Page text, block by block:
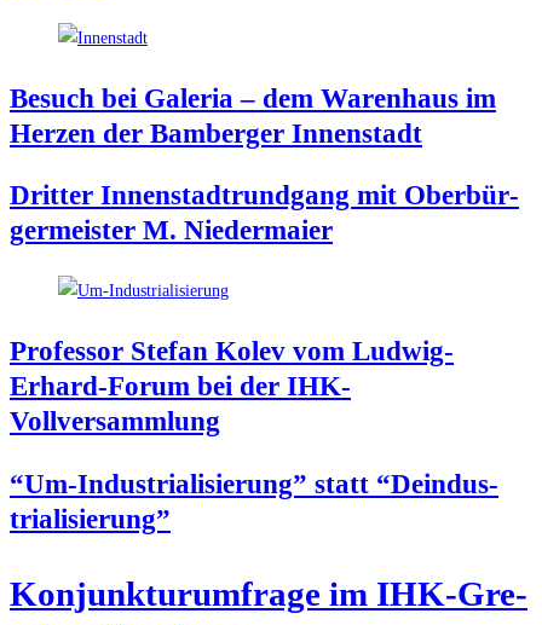
Besuch bei Gale­ria – dem Waren­haus im
Her­zen der Bam­ber­ger Innenstadt
Drit­ter Innen­stadt­rund­gang mit Ober­bür­
ger­meis­ter M. Niedermaier
Pro­fes­sor Ste­fan Kolev vom Lud­wig-
Erhard-Forum bei der IHK-
Vollversammlung
“Um-Indus­tria­li­sie­rung” statt “Deindus­
tria­li­sie­rung”
Kon­junk­tur­um­fra­ge im IHK-Gre­